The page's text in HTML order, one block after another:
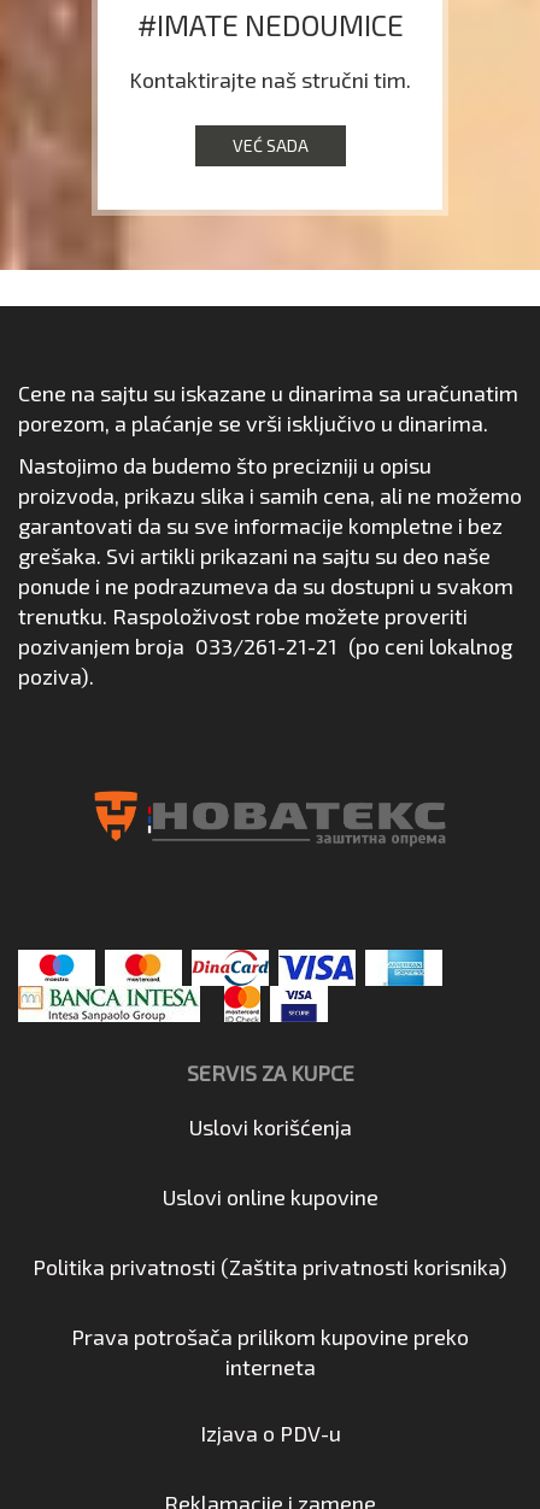
#IMATE NEDOUMICE
Kontaktirajte naš stručni tim.
VEĆ SADA
Cene na sajtu su iskazane u dinarima sa uračunatim
porezom, a plaćanje se vrši isključivo u dinarima.
Nastojimo da budemo što precizniji u opisu
proizvoda, prikazu slika i samih cena, ali ne možemo
garantovati da su sve informacije kompletne i bez
grešaka. Svi artikli prikazani na sajtu su deo naše
ponude i ne podrazumeva da su dostupni u svakom
trenutku. Raspoloživost robe možete proveriti
pozivanjem broja 033/261-21-21 (po ceni lokalnog
poziva).
SERVIS ZA KUPCE
Uslovi korišćenja
Uslovi online kupovine
Politika privatnosti (Zaštita privatnosti korisnika)
Prava potrošača prilikom kupovine preko
interneta
Izjava o PDV-u
Reklamacije i zamene